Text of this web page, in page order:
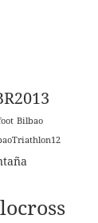
Bilbao